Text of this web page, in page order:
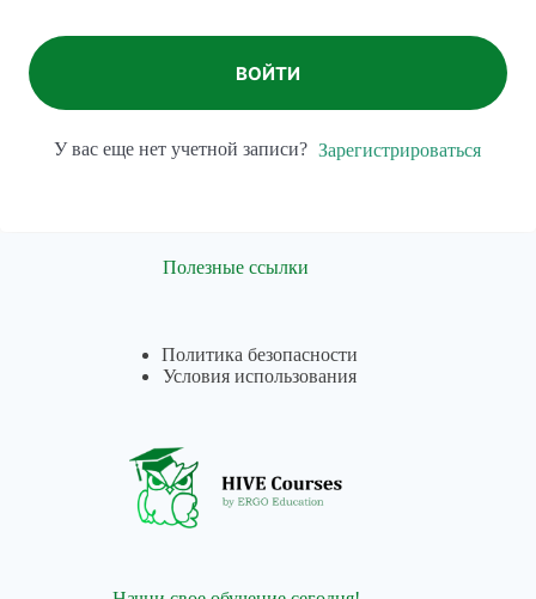
ВОЙТИ
У вас еще нет учетной записи? Зарегистрироваться
Полезные ссылки
Политика безопасности
Условия использования